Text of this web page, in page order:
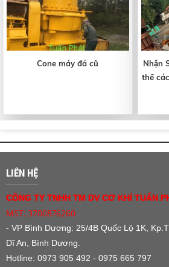
Cone máy đá cũ
Nhận
thế
LIÊN HỆ
CÔNG TY TNHH TM DV CƠ KHÍ TUẤN
MST: 3700876260
- VP Bình Dương: 25/4B Quốc Lộ 1K,
Dĩ An, Bình Dương.
Hotline: 0973 905 492 - 0975 665 797